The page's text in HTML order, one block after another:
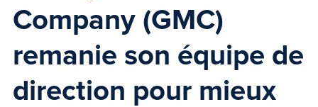
Company (GMC)
remanie son équipe de
direction pour mieux